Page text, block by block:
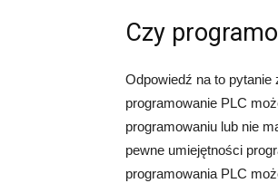
Czy
Odpowiedź na to
programowanie PLC
programowaniu lub nie
pewne umiejętności
programowania PLC